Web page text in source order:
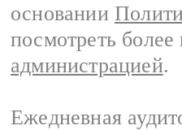
основании
посмотреть
администрацией.
Ежедневная